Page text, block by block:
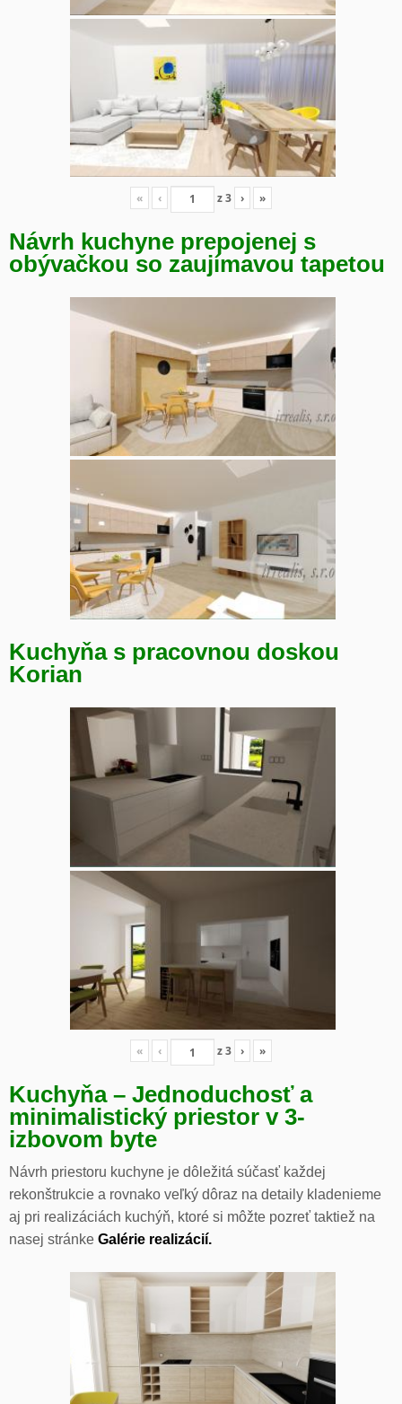
« ‹ z3 › »
Návrh kuchyne prepojenej s
obývačkou so zaujímavou tapetou
Kuchyňa s pracovnou doskou
Korian
« ‹ z3 › »
Kuchyňa – Jednoduchosť a
minimalistický priestor v 3-
izbovom byte
Návrh priestoru kuchyne je dôležitá súčasť každej
rekonštrukcie a rovnako veľký dôraz na detaily kladenieme
aj pri realizáciách kuchýň, ktoré si môžte pozreť taktiež na
nasej stránke Galérie realizácií.